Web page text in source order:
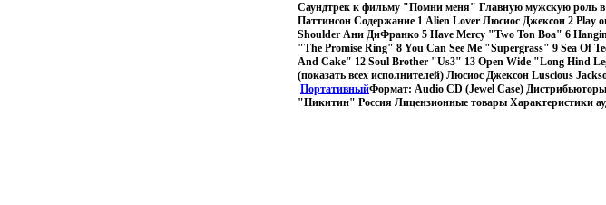
Саундтрек к фильму "Помни меня" Главную мужскую роль
Паттинсон Содержание 1 Alien Lover Люсиос Джексон 2 Play
Shoulder Ани ДиФранко 5 Have Mercy "Two Ton Boa" 6
"The Promise Ring" 8 You Can See Me "Supergrass" 9 Sea Of
And Cake" 12 Soul Brother "Us3" 13 Open Wide "Long Hind
(показать всех исполнителей) Люсиос Джексон Luscious
ПортативныйФормат: Audio CD (Jewel Case)
"Никитин" Россия Лицензионные товары Характеристики